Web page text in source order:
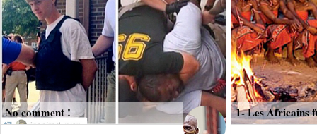
No comment ! 1- Les Africains